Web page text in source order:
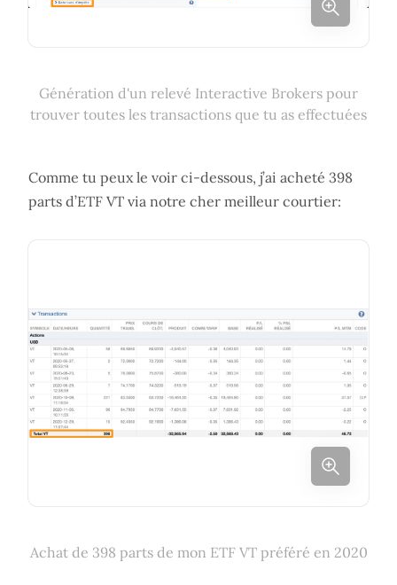
Génération d'un relevé Interactive Brokers pour
trouver toutes les transactions que tu as effectuées
Comme tu peux le voir ci-dessous, j’ai acheté 398
parts d’ETF VT via notre cher meilleur courtier:
Achat de 398 parts de mon ETF VT préféré en 2020